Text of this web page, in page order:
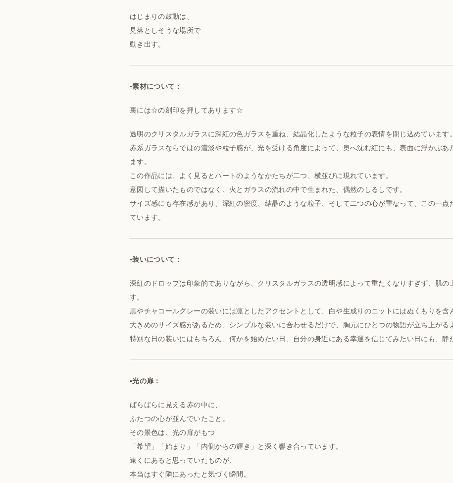
はじまりの鼓動は、
見落としそうな場所で
動き出す。
▪️素材について：
裏には☆の刻印を押してあります☆
透明のクリスタルガラスに深紅の色ガラスを重ね、結晶化したような粒子の表情を閉じ込めています。
赤系ガラスならではの濃淡や粒子感が、光を受ける角度によって、奥へ沈む紅にも、表面に浮かぶあ
ます。
この作品には、よく見るとハートのようなかたちが二つ、横並びに現れています。
意図して描いたものではなく、火とガラスの流れの中で生まれた、偶然のしるしです。
サイズ感にも存在感があり、深紅の密度、結晶のような粒子、そして二つの心が重なって、この一点
ています。
▪️装いについて：
深紅のドロップは印象的でありながら、クリスタルガラスの透明感によって重たくなりすぎず、肌の
す。
黒やチャコールグレーの装いには凛としたアクセントとして、白や生成りのニットにはぬくもりを含
大きめのサイズ感があるため、シンプルな装いに合わせるだけで、胸元にひとつの物語が立ち上がる
特別な日の装いにはもちろん、何かを始めたい日、自分の身近にある幸運を信じてみたい日にも、静
▪️光の扉：
ばらばらに見える赤の中に、
ふたつの心が並んでいたこと。
その景色は、光の扉がもつ
「希望」「始まり」「内側からの輝き」と深く響き合っています。
遠くにあると思っていたものが、
本当はすぐ隣にあったと気づく瞬間。